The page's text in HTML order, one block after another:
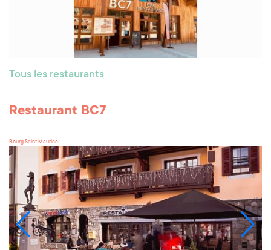
Tous les restaurants
Restaurant BC7
Bourg Saint Maurice